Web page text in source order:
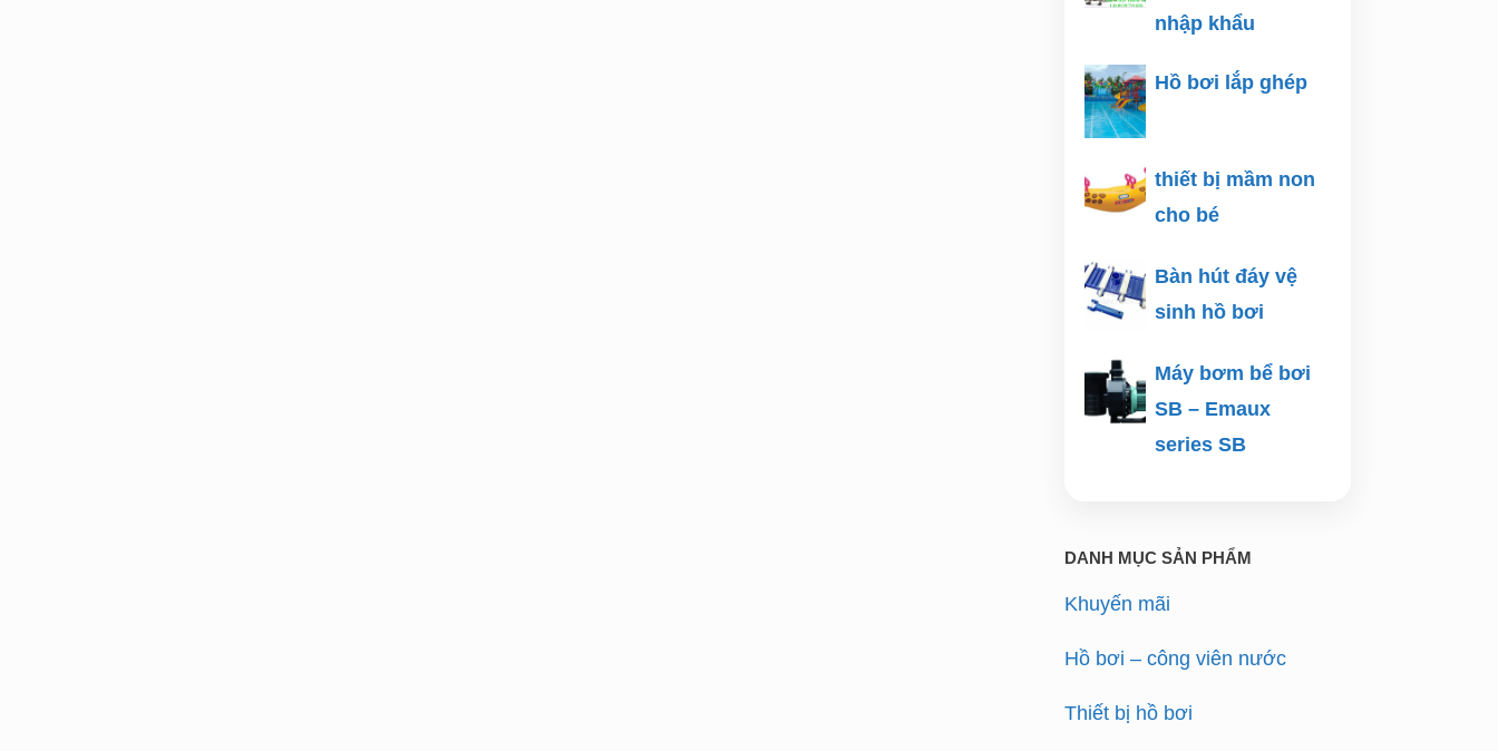
nhập khẩu
Hồ bơi lắp ghép
thiết bị mầm non
cho bé
Bàn hút đáy vệ
sinh hồ bơi
Máy bơm bể bơi
SB – Emaux
series SB
DANH MỤC SẢN PHẨM
Khuyến mãi
Hồ bơi – công viên nước
Thiết bị hồ bơi